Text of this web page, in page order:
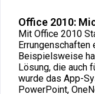
Office 2010:
Mit Office 2010
Errungenschaften
Beispielsweise
Lösung, die auch
wurde das App-
PowerPoint,